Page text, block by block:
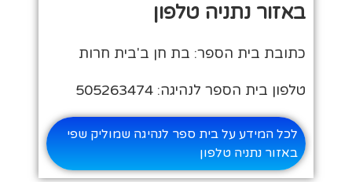
באזור נתניה טלפון
כתובת בית הספר: בת חן ב'בית חרות
טלפון בית הספר לנהיגה: 505263474
לכל המידע על בית ספר לנהיגה שמוליק שפי
באזור נתניה טלפון